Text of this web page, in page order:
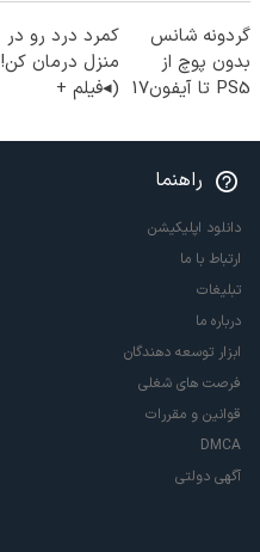
گردونه شانس
بدون پوچ از
PS5 تا آیفون17
کمرد درد رو در
منزل درمان کن!
(◂فیلم +
راهنما
دانلود اپلیکیشن
ارتباط با ما
تبلیغات
درباره ما
ابزار توسعه دهندگان
فرصت های شغلی
قوانین و مقررات
DMCA
آگهی دولتی